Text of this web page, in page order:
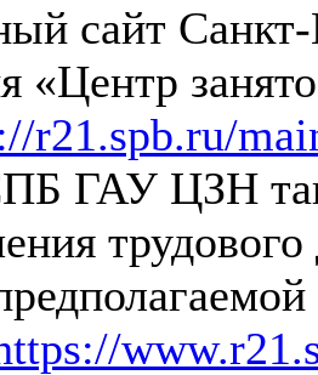
сайт Санкт-
«Центр
r21.spb.ru/
ГАУ ЦЗН